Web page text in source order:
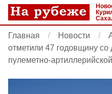
Главная Новости
отметили 47 годовщину со
пулеметно-